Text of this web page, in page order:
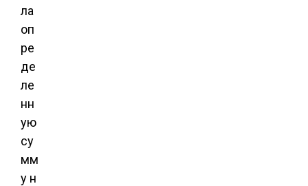
ла
оп
ре
де
ле
нн
ую
су
мм
у н